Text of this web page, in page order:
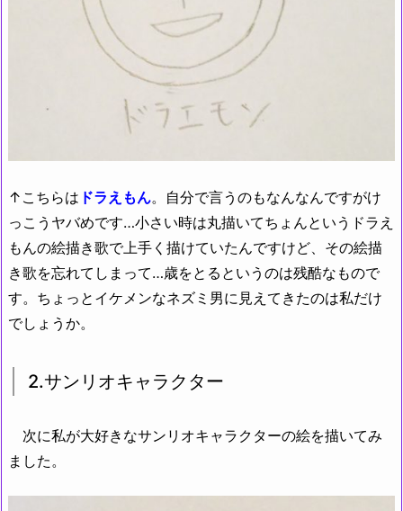
↑こちらは ドラえもん。自分で言うのもなんなんですがけ
っこうヤバめです…小さい時は丸描いてちょんというドラえ
もんの絵描き歌で上手く描けていたんですけど、その絵描
き歌を忘れてしまって…歳をとるというのは残酷なもので
す。ちょっとイケメンなネズミ男に見えてきたのは私だけ
でしょうか。
2.サンリオキャラクター
次に私が大好きなサンリオキャラクターの絵を描いてみ
ました。